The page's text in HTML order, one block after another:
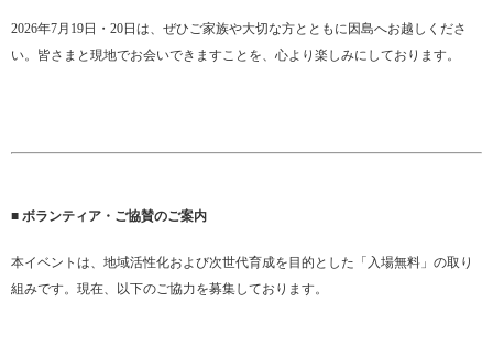
2026年7月19日・20日は、ぜひご家族や大切な方とともに因島へお越しくださ
い。皆さまと現地でお会いできますことを、心より楽しみにしております。
■ ボランティア・ご協賛のご案内
本イベントは、地域活性化および次世代育成を目的とした「入場無料」の取り
組みです。現在、以下のご協力を募集しております。